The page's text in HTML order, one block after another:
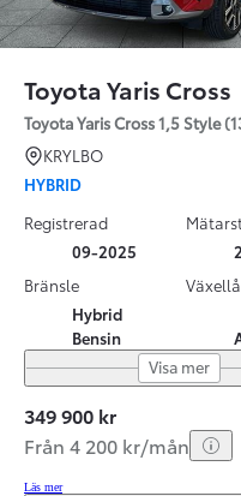
Från 350 900 kr
Från 3 450 kr/mån
Easy Billån
Nya GR GT
The soul lives on
360-kamera JBL
Toyota Yaris Cross
Toyota Yaris Cross 1,5 Style
KRYLBO
HYBRID
Registrerad
09-2025
Bränsle
Hybrid
Bensin
Visa mer
349 900 kr
Från 4 200 kr/mån
Läs mer